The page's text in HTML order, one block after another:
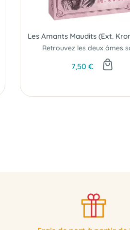
7,50 €